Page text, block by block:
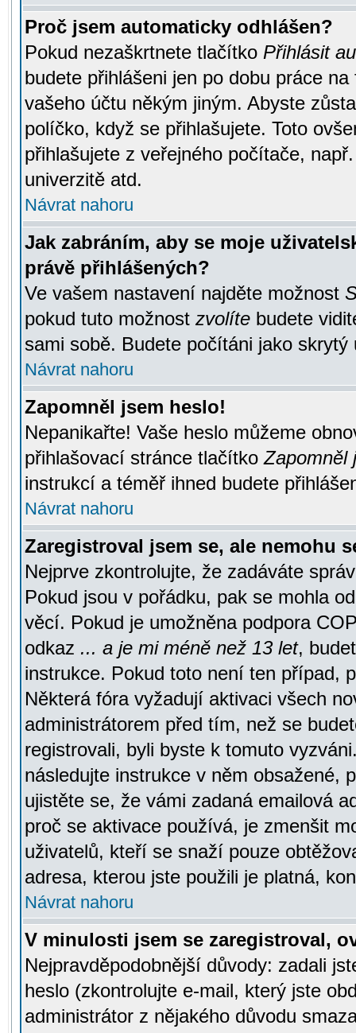
Proč jsem automaticky odhlášen?
Pokud nezaškrtnete tlačítko Přihlásit
budete přihlášeni jen po dobu práce
vašeho účtu někým jiným. Abyste
políčko, když se přihlašujete. Toto
přihlašujete z veřejného počítače,
univerzitě atd.
Návrat nahoru
Jak zabráním, aby se moje
právě přihlášených?
Ve vašem nastavení najděte možnost
pokud tuto možnost zvolíte budete
sami sobě. Budete počítáni jako skrytý
Návrat nahoru
Zapomněl jsem heslo!
Nepanikařte! Vaše heslo můžeme
přihlašovací stránce tlačítkoZapomněl
instrukcí a téměř ihned budete
Návrat nahoru
Zaregistroval jsem se, ale nemohu
Nejprve zkontrolujte, že zadáváte
Pokud jsou v pořádku, pak se mohla
věcí. Pokud je umožněna podpora
odkaz ... a je mi méně než 13 let,
instrukce. Pokud toto není ten případ,
Některá fóra vyžadují aktivaci všech
administrátorem před tím, než se
registrovali, byli byste k tomuto
následujte instrukce v něm obsažené,
ujistěte se, že vámi zadaná emailová
proč se aktivace používá, je zmenšit
uživatelů, kteří se snaží pouze
adresa, kterou jste použili je platná,
Návrat nahoru
V minulosti jsem se zaregistroval,
Nejpravděpodobnější důvody: zadali
heslo (zkontrolujte e-mail, který jste
administrátor z nějakého důvodu